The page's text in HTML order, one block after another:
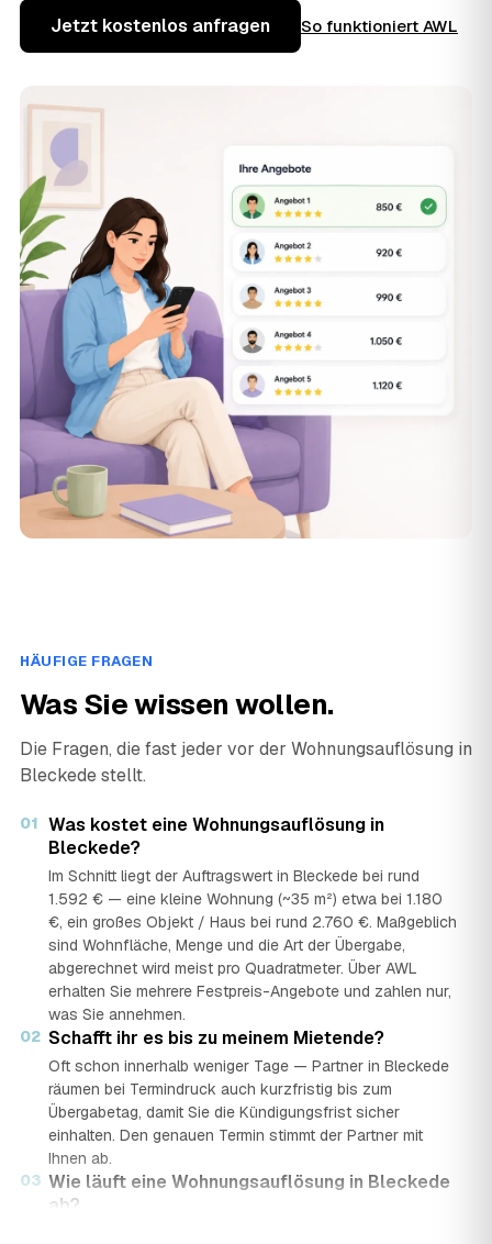
Jetzt kostenlos anfragen So funktioniert AWL
HÄUFIGE FRAGEN
Was Sie wissen wollen.
Die Fragen, die fast jeder vor der Wohnungsauflösung in
Bleckede stellt.
01 Was kostet eine Wohnungsauflösung in
Bleckede?
Im Schnitt liegt der Auftragswert in Bleckede bei rund
1.592 € — eine kleine Wohnung (~35 m²) etwa bei 1.180
€, ein großes Objekt / Haus bei rund 2.760 €. Maßgeblich
sind Wohnfläche, Menge und die Art der Übergabe,
abgerechnet wird meist pro Quadratmeter. Über AWL
erhalten Sie mehrere Festpreis-Angebote und zahlen nur,
was Sie annehmen.
02 Schafft ihr es bis zu meinem Mietende?
Oft schon innerhalb weniger Tage — Partner in Bleckede
räumen bei Termindruck auch kurzfristig bis zum
Übergabetag, damit Sie die Kündigungsfrist sicher
einhalten. Den genauen Termin stimmt der Partner mit
Ihnen ab.
03 Wie läuft eine Wohnungsauflösung in Bleckede
ab?